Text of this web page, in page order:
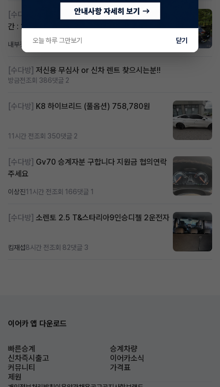
[수다방]
스포티지하이브리드 승계합니다(잔여렌트기
간 : 26개월)
내부결재 20시간 전 조회 789
[수다방] 저신용 무심사 or 신차 렌트 찾으시는분!!
방금전조회 386댓글 2
[수다방] K8 하이브리드 (풀옵션) 758,780원
11시간 전조회 350댓글 2
[수다방] Gv70 승계자분 구합니다 지원금 협의연락
주세요
이상진11시간 전조회 166댓글 1
[수다방] 소렌토 2.5 T&스타리아9인승디젤 2운전자
킴재섭8시간 전조회 82댓글 3
이어카 앱 다운로드
빠른승계
승계차량
신차즉시출고
이어카소식
커뮤니티
가격표
제원
오늘 하루 그만보기 닫기